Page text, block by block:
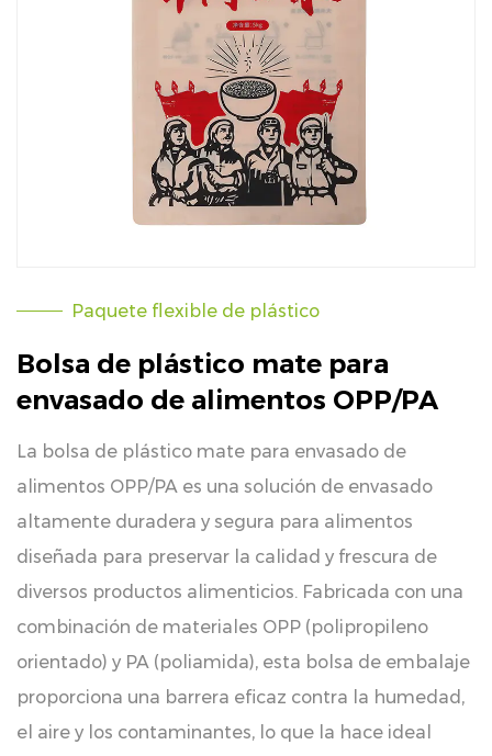
Paquete flexible de plástico
Bolsa de plástico mate para
envasado de alimentos OPP/PA
La bolsa de plástico mate para envasado de
alimentos OPP/PA es una solución de envasado
altamente duradera y segura para alimentos
diseñada para preservar la calidad y frescura de
diversos productos alimenticios. Fabricada con una
combinación de materiales OPP (polipropileno
orientado) y PA (poliamida), esta bolsa de embalaje
proporciona una barrera eficaz contra la humedad,
el aire y los contaminantes, lo que la hace ideal